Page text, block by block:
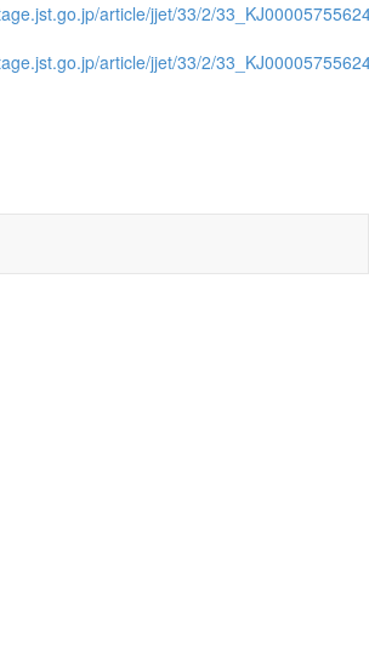
article/jjet/33/2/
article/jjet/33/2/